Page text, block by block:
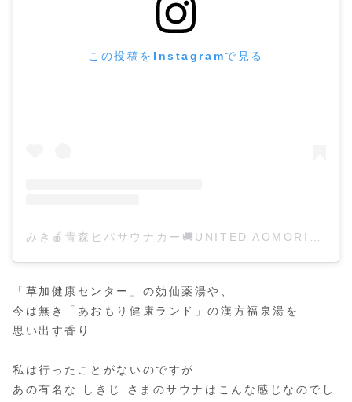
この投稿をInstagramで見る
「草加健康センター」の効仙薬湯や、
今は無き「あおもり健康ランド」の漢方福泉湯を
思い出す香り…
私は行ったことがないのですが
あの有名な しきじ さまのサウナはこんな感じなのでし